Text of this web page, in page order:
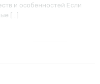
и особенностей Если
[…]